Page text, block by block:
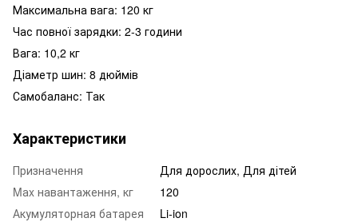
Максимальна вага: 120 кг
Час повної зарядки: 2-3 години
Вага: 10,2 кг
Діаметр шин: 8 дюймів
Самобаланс: Так
Характеристики
Призначення
Для дорослих, Для дітей
Mаx навантаження, кг
120
Акумуляторная батарея
Li-ion